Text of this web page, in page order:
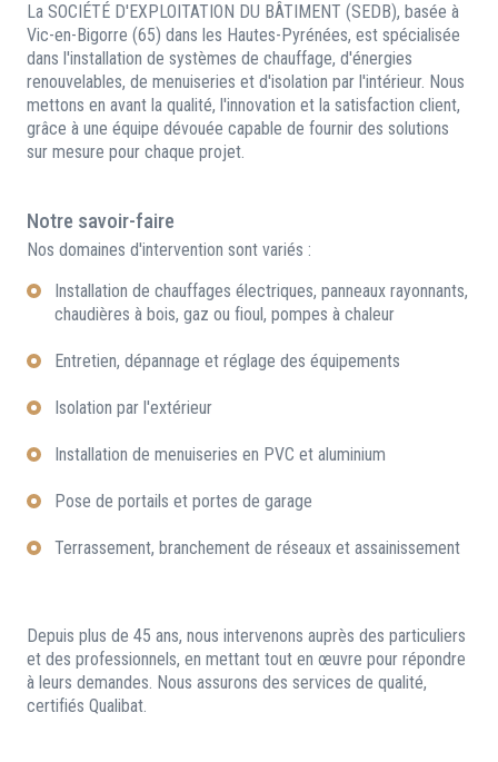
La SOCIÉTÉ D'EXPLOITATION DU BÂTIMENT (SEDB), basée à
Vic-en-Bigorre (65) dans les Hautes-Pyrénées, est spécialisée
dans l'installation de systèmes de chauffage, d'énergies
renouvelables, de menuiseries et d'isolation par l'intérieur. Nous
mettons en avant la qualité, l'innovation et la satisfaction client,
grâce à une équipe dévouée capable de fournir des solutions
sur mesure pour chaque projet.
Notre savoir-faire
Nos domaines d'intervention sont variés :
Installation de chauffages électriques, panneaux rayonnants,
chaudières à bois, gaz ou fioul, pompes à chaleur
Entretien, dépannage et réglage des équipements
Isolation par l'extérieur
Installation de menuiseries en PVC et aluminium
Pose de portails et portes de garage
Terrassement, branchement de réseaux et assainissement
Depuis plus de 45 ans, nous intervenons auprès des particuliers
et des professionnels, en mettant tout en œuvre pour répondre
à leurs demandes. Nous assurons des services de qualité,
certifiés Qualibat.